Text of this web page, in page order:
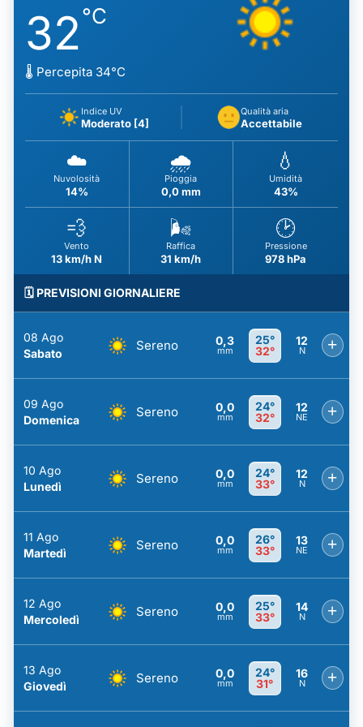
32°C
🌡️ Percepita 34°C
Indice UV
Moderato [4]
Qualità aria
Accettabile
☁️
Nuvolosità
14%
🌧️
Pioggia
0,0 mm
💧
Umidità
43%
💨
Vento
13 km/h N
🌬️
Raffica
31 km/h
🕑
Pressione
978 hPa
🗓️ PREVISIONI GIORNALIERE
08 Ago
Sabato
Sereno 0,3
mm
25°
32°
12
N +
09 Ago
Domenica
Sereno 0,0
mm
24°
32°
12
NE +
10 Ago
Lunedì
Sereno 0,0
mm
24°
33°
12
N +
11 Ago
Martedì
Sereno 0,0
mm
26°
33°
13
NE +
12 Ago
Mercoledì
Sereno 0,0
mm
25°
33°
14
N +
13 Ago
Giovedì
Sereno 0,0
mm
24°
31°
16
N +